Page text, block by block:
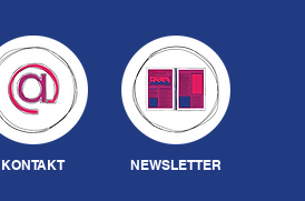
KONTAKT NEWSLETTER